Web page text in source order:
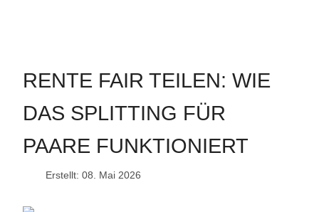
RENTE FAIR TEILEN: WIE
DAS SPLITTING FÜR
PAARE FUNKTIONIERT
Erstellt: 08. Mai 2026